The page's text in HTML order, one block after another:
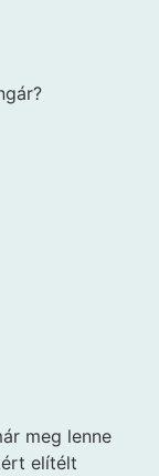
meg lenne
elítélt